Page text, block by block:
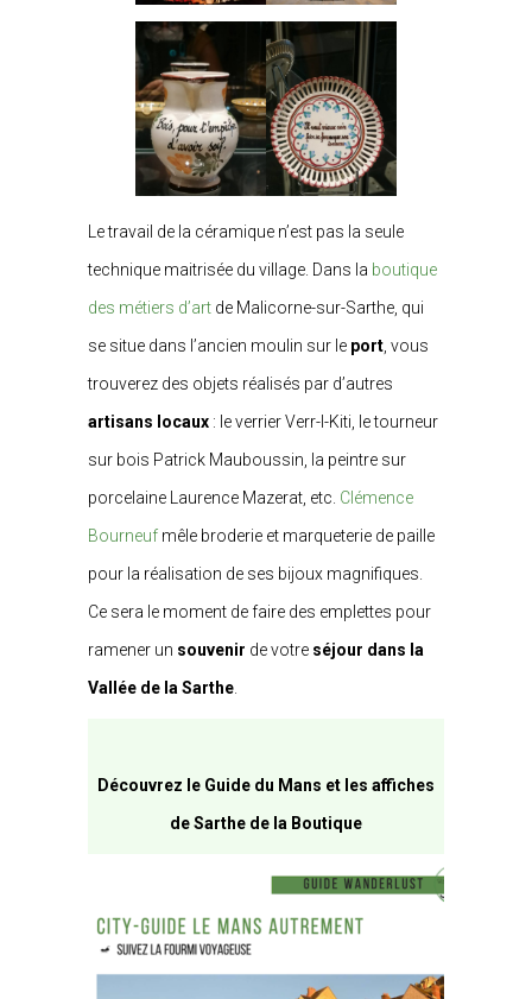
Le travail de la céramique n’est pas la seule
technique maitrisée du village. Dans la boutique
des métiers d’art de Malicorne-sur-Sarthe, qui
se situe dans l’ancien moulin sur le port , vous
trouverez des objets réalisés par d’autres
artisans locaux : le verrier Verr-I-Kiti, le tourneur
sur bois Patrick Mauboussin, la peintre sur
porcelaine Laurence Mazerat, etc. Clémence
Bourneuf mêle broderie et marqueterie de paille
pour la réalisation de ses bijoux magnifiques.
Ce sera le moment de faire des emplettes pour
ramener un souvenir de votre séjour dans la
Vallée de la Sarthe
Découvrez le Guide du Mans et les affiches
de Sarthe de la Boutique